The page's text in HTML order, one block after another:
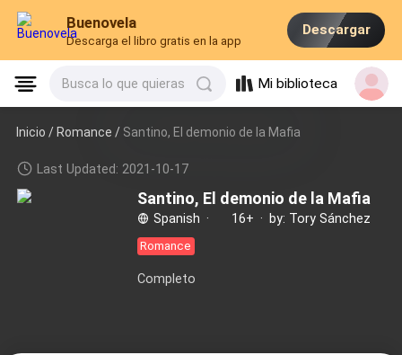
Buenovela
Descarga el libro gratis en la app
Descargar
Busca lo que quieras Mi biblioteca
Inicio /Romance / Santino, El demonio de la Mafia
Last Updated: 2021-10-17
Santino, El demonio de la Mafia
Spanish · 16+ · by: Tory Sánchez
Romance
Completo